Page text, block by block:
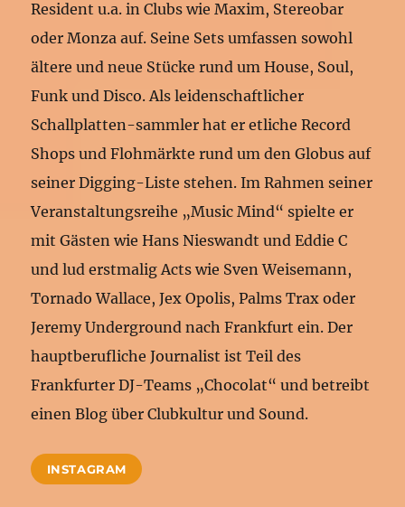
Resident u.a. in Clubs wie Maxim, Stereobar
oder Monza auf. Seine Sets umfassen sowohl
ältere und neue Stücke rund um House, Soul,
Funk und Disco. Als leidenschaftlicher
Schallplatten-sammler hat er etliche Record
Shops und Flohmärkte rund um den Globus auf
seiner Digging-Liste stehen. Im Rahmen seiner
Veranstaltungsreihe „Music Mind“ spielte er
mit Gästen wie Hans Nieswandt und Eddie C
und lud erstmalig Acts wie Sven Weisemann,
Tornado Wallace, Jex Opolis, Palms Trax oder
Jeremy Underground nach Frankfurt ein. Der
hauptberufliche Journalist ist Teil des
Frankfurter DJ-Teams „Chocolat“ und betreibt
einen Blog über Clubkultur und Sound.
INSTAGRAM